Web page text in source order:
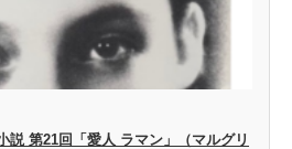
説 第21回「愛人 ラマン」（マルグリ